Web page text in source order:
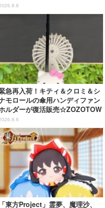
・350種以上のグッズ販売
急再入荷！キティ＆クロミ＆シ
モロールの傘用ハンディファン
ルダーが復活販売☆ZOZOTOW
にて
「東方Project」霊夢、魔理沙、